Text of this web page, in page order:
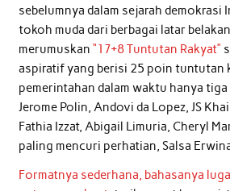
sebelumnya dalam sejarah demokrasi
tokoh muda dari berbagai latar
merumuskan “17+8 Tuntutan Rakyat”
aspiratif yang berisi 25 poin tuntutan
pemerintahan dalam waktu hanya tiga
Jerome Polin, Andovi da Lopez, JS
Fathia Izzat, Abigail Limuria, Cheryl
paling mencuri perhatian, Salsa
Formatnya sederhana, bahasanya